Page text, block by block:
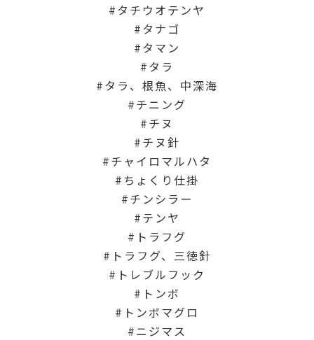
タチウオテンヤ
タナゴ
タマン
タラ
タラ、根魚、中深海
チニング
チヌ
チヌ針
チャイロマルハタ
ちょくり仕掛
チンシラー
テンヤ
トラフグ
トラフグ、三徳針
トレブルフック
トンボ
トンボマグロ
ニジマス